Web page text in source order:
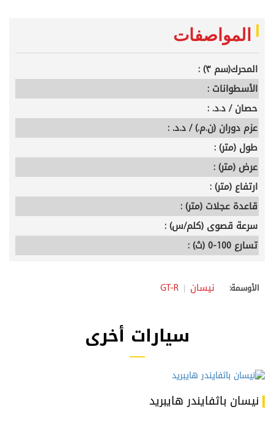
المواصفات
المحرك(سم ٣) :
الأسطوانات :
حصان / د.د. :
عزم دوران (ن.م.) / د.د. :
طول (متر) :
عرض (متر) :
ارتفاع (متر) :
قاعدة عجلات (متر) :
سرعة قصوى (كلم/س) :
تسارع 100-0 (ث) :
الأوسمة: نيسان GT-R
سيارات أخرى
نيسان باثفايندر هايبريد